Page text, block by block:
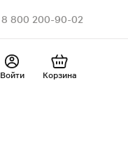
8 800 200-90-02
Войти Корзина